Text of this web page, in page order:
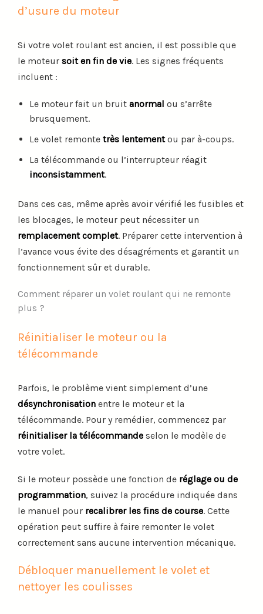
d’usure du moteur
Si votre volet roulant est ancien, il est possible que
le moteur soit en fin de vie. Les signes fréquents
incluent :
Le moteur fait un bruit anormal ou s’arrête
brusquement.
Le volet remonte très lentementou par à-coups.
La télécommande ou l’interrupteur réagit
inconsistamment.
Dans ces cas, même après avoir vérifié les fusibles et
les blocages, le moteur peut nécessiter un
remplacement complet. Préparer cette intervention à
l’avance vous évite des désagréments et garantit un
fonctionnement sûr et durable.
Comment réparer un volet roulant qui ne remonte
plus ?
Réinitialiser le moteur ou la
télécommande
Parfois, le problème vient simplement d’une
désynchronisation entre le moteur et la
télécommande. Pour y remédier, commencez par
réinitialiser la télécommande selon le modèle de
votre volet.
Si le moteur possède une fonction de réglage ou de
programmation, suivez la procédure indiquée dans
le manuel pour recalibrer les fins de course. Cette
opération peut suffire à faire remonter le volet
correctement sans aucune intervention mécanique.
Débloquer manuellement le volet et
nettoyer les coulisses